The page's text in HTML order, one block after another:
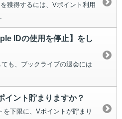
獲得するには、Vポイント利用
IDの使用を停止】をし
も、ブックライブの退会には
イント貯まりますか？
下限に、Vポイントが貯まり